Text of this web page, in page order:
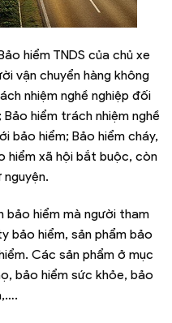
hiểm TNDS của chủ xe
vận chuyển hàng không
nhiệm nghề nghiệp đối
hiểm trách nhiệm nghề
bảo hiểm; Bảo hiểm cháy,
hiểm xã hội bắt buộc, còn
bảo hiểm mà người tham
bảo hiểm, sản phẩm bảo
Các sản phẩm ở mục
bảo hiểm sức khỏe, bảo